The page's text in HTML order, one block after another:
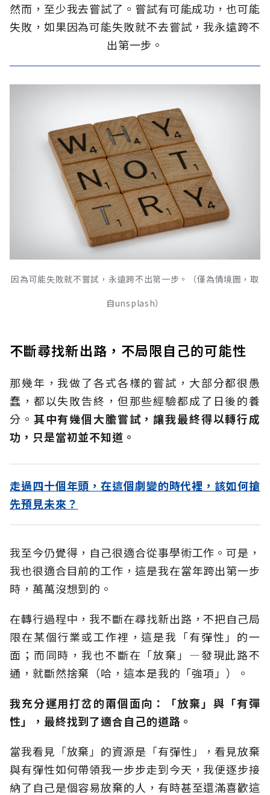
然而，至少我去嘗試了。嘗試有可能成功，也可能
失敗，如果因為可能失敗就不去嘗試，我永遠跨不
出第一步。
因為可能失敗就不嘗試，永遠跨不出第一步。（僅為情境圖，取
自unsplash）
不斷尋找新出路，不局限自己的可能性
那幾年，我做了各式各樣的嘗試，大部分都很愚
蠢，都以失敗告終，但那些經驗都成了日後的養
分。 其中有幾個大膽嘗試，讓我最終得以轉行成
功，只是當初並不知道。
走過四十個年頭，在這個劇變的時代裡，該如何搶
先預見未來？
我至今仍覺得，自己很適合從事學術工作。可是，
我也很適合目前的工作，這是我在當年跨出第一步
時，萬萬沒想到的。
在轉行過程中，我不斷在尋找新出路，不把自己局
限在某個行業或工作裡，這是我「有彈性」的一
面；而同時，我也不斷在「放棄」—發現此路不
通，就斷然捨棄（哈，這本是我的「強項」）。
我充分運用打岔的兩個面向：「放棄」與「有彈
性」，最終找到了適合自己的道路。
當我看見「放棄」的資源是「有彈性」，看見放棄
與有彈性如何帶領我一步步走到今天，我便逐步接
納了自己是個容易放棄的人，有時甚至還滿喜歡這